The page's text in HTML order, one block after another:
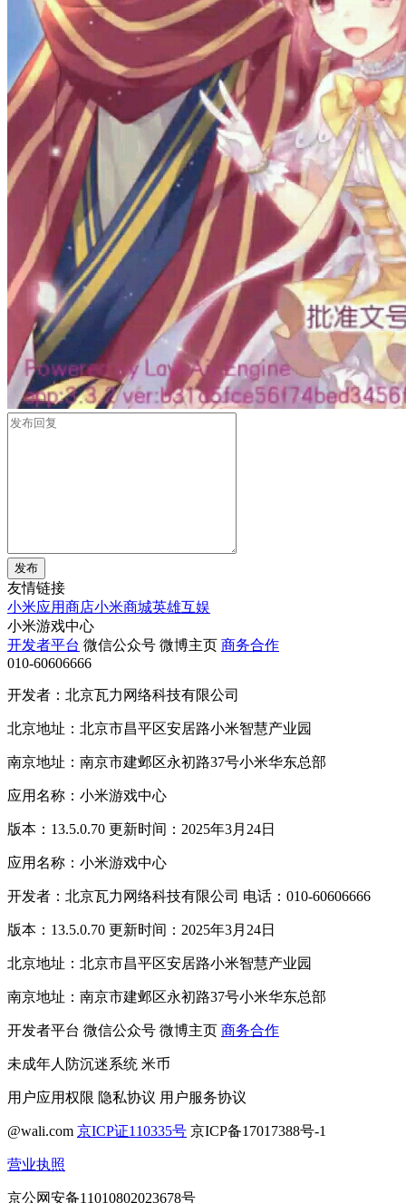
发布
友情链接
小米应用商店小米商城英雄互娱
小米游戏中心
开发者平台 微信公众号 微博主页 商务合作
010-60606666
开发者：北京瓦力网络科技有限公司
北京地址：北京市昌平区安居路小米智慧产业园
南京地址：南京市建邺区永初路37号小米华东总部
应用名称：小米游戏中心
版本：13.5.0.70 更新时间：2025年3月24日
应用名称：小米游戏中心
开发者：北京瓦力网络科技有限公司 电话：010-60606666
版本：13.5.0.70 更新时间：2025年3月24日
北京地址：北京市昌平区安居路小米智慧产业园
南京地址：南京市建邺区永初路37号小米华东总部
开发者平台 微信公众号 微博主页 商务合作
未成年人防沉迷系统 米币
用户应用权限 隐私协议 用户服务协议
@wali.com 京ICP证110335号 京ICP备17017388号-1
营业执照
京公网安备11010802023678号